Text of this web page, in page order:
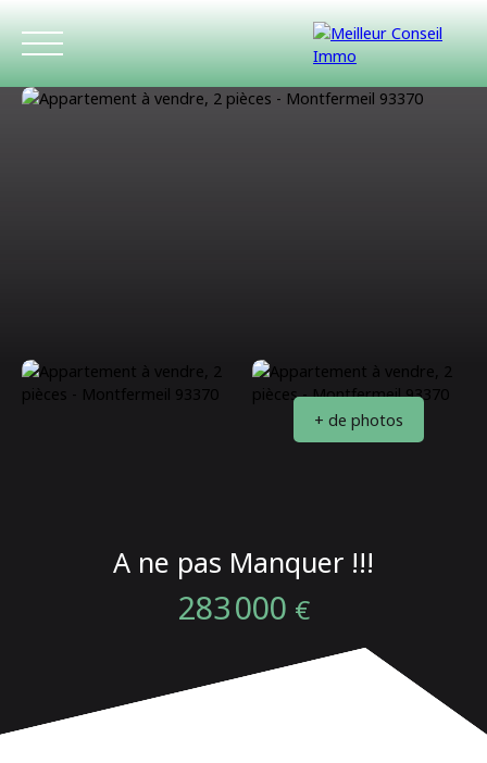
+ de photos
A ne pas Manquer !!!
283 000 €